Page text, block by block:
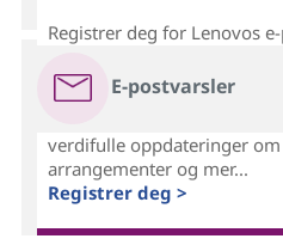
E-postvarsler
Registrer deg for Lenovos
verdifulle oppdateringer
arrangementer og mer...
Registrer deg >